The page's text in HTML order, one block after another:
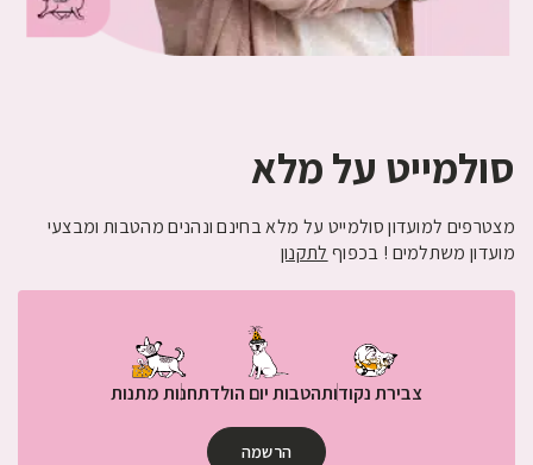
סולמייט על מלא
מצטרפים למועדון סולמייט על מלא בחינם ונהנים מהטבות ומבצעי
מועדון משתלמים ! בכפוף לתקנון
צבירת נקודותהטבות יום הולדתחנות מתנות
הרשמה